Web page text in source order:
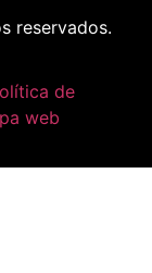
reservados.
de
web